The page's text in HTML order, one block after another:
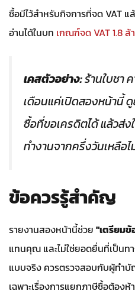
ซื้อมีไว้สำหรับกิจการที่จด VAT แ
อ่านได้ในบท เกณฑ์จด VAT 1.8 ล้
เคสตัวอย่าง:ร้านใบชา
เดือนแค่เปิดสองหน้านี้
ซื้อที่ขอเครดิตได้ แล้วส่
ทำงานจากครึ่งวันเหลือ
ข้อควรรู้สำคัญ
รายงานสองหน้านี้ช่วย "เตรียม
แทนคุณ และไม่ใช่ยอดยื่นที่เป็นท
แบบจริง ควรตรวจสอบกับผู้ทำ
เฉพาะเรื่องการแยกภาษีซื้อต้องห้